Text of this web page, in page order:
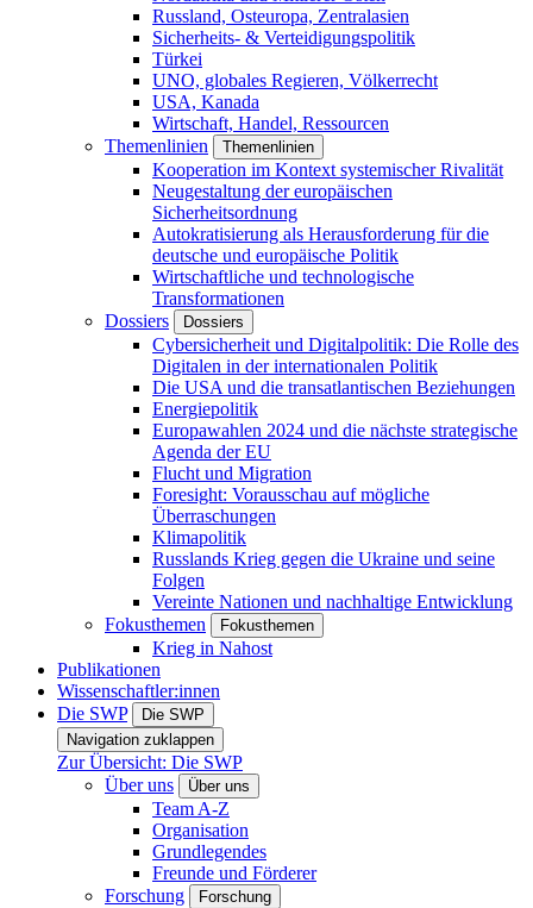
Russland, Osteuropa, Zentralasien
Sicherheits- & Verteidigungspolitik
Türkei
UNO, globales Regieren, Völkerrecht
USA, Kanada
Wirtschaft, Handel, Ressourcen
Themenlinien
Themenlinien
Kooperation im Kontext systemischer Rivalität
Neugestaltung der europäischen
Sicherheitsordnung
Autokratisierung als Herausforderung für die
deutsche und europäische Politik
Wirtschaftliche und technologische
Transformationen
Dossiers
Dossiers
Cybersicherheit und Digitalpolitik: Die Rolle des
Digitalen in der internationalen Politik
Die USA und die transatlantischen Beziehungen
Energiepolitik
Europawahlen 2024 und die nächste strategische
Agenda der EU
Flucht und Migration
Foresight: Vorausschau auf mögliche
Überraschungen
Klimapolitik
Russlands Krieg gegen die Ukraine und seine
Folgen
Vereinte Nationen und nachhaltige Entwicklung
Fokusthemen
Fokusthemen
Krieg in Nahost
Publikationen
Wissenschaftler:innen
Die SWP
Die SWP
Navigation zuklappen
Zur Übersicht: Die SWP
Über uns
Über uns
Team A-Z
Organisation
Grundlegendes
Freunde und Förderer
Forschung
Forschung